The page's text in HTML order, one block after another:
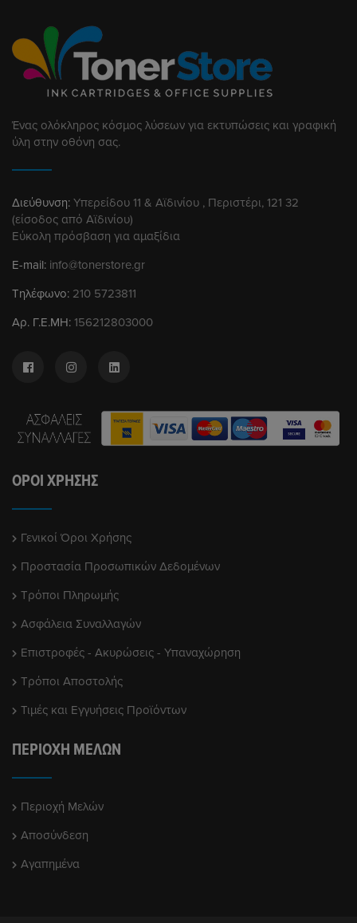
Ένας ολόκληρος κόσμος λύσεων για εκτυπώσεις και γραφική
ύλη στην οθόνη σας.
Διεύθυνση: Υπερείδου 11 & Αϊδινίου , Περιστέρι, 121 32
(είσοδος από Αϊδινίου)
Εύκολη πρόσβαση για αμαξίδια
E-mail: info@tonerstore.gr
Τηλέφωνο: 210 5723811
Αρ. Γ.Ε.ΜΗ: 156212803000
ΌΡΟΙ ΧΡΉΣΗΣ
Γενικοί Όροι Χρήσης
Προστασία Προσωπικών Δεδομένων
Τρόποι Πληρωμής
Ασφάλεια Συναλλαγών
Επιστροφές - Ακυρώσεις - Υπαναχώρηση
Τρόποι Αποστολής
Τιμές και Εγγυήσεις Προϊόντων
ΠΕΡΙΟΧΉ ΜΕΛΏΝ
Περιοχή Μελών
Αποσύνδεση
Αγαπημένα